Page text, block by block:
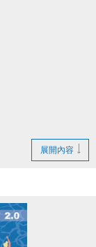
展開內容